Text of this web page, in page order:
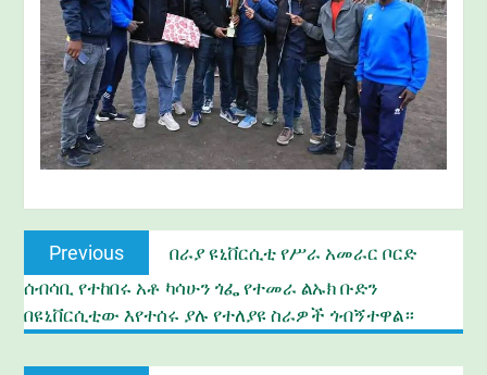
Post
navigation
Previous
post:
በራያ ዩኒቨርሲቲ የሥራ አመራር ቦርድ
ሰብሳቢ የተከበሩ አቶ ካሳሁን ጎፌ የተመራ ልኡክ ቡድን
በዩኒቨርሲቲው እየተሰሩ ያሉ የተለያዩ ስራዎች ጎብኝተዋል።